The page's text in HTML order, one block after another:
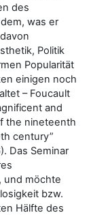
des
was er
Politik
Popularität
einigen noch
– Foucault
and
the nineteenth
century”
Das Seminar
und möchte
bzw.
Hälfte des